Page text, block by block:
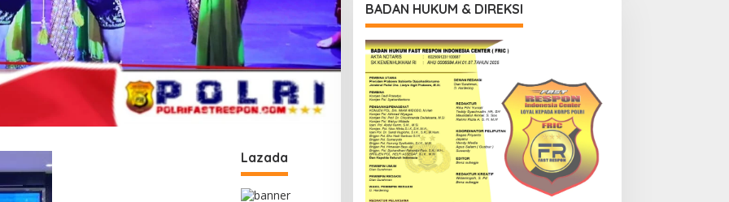
Lazada
BADAN HUKUM & DIREKSI